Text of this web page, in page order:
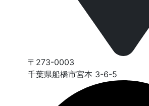
〒273-0003
千葉県船橋市宮本 3-6-5